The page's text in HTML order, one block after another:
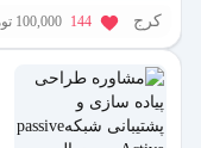
کرج 144 100,000 تومان